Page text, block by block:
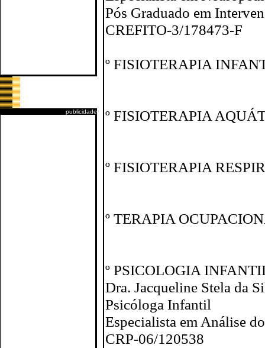
publicidade
Pós Graduado em
CREFITO-3/178473-F
º FISIOTERAPIA
º FISIOTERAPIA
º FISIOTERAPIA
º TERAPIA
º PSICOLOGIA
Dra. Jacqueline Stela da
Psicóloga Infantil
Especialista em Análise
CRP-06/120538